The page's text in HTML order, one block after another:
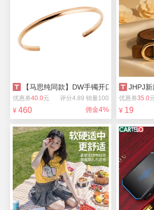
【马思纯同款】DW手镯开口手镯圆弧系
优惠券40.0元 评分4.89 销量100
¥ 460 佣金4%
JHPJ新
优惠券35.0
¥ 19